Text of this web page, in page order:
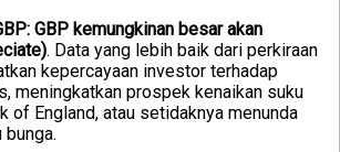
GBP kemungkinan besar akan
. Data yang lebih baik dari perkiraan
kepercayaan investor terhadap
meningkatkan prospek kenaikan suku
of England, atau setidaknya menunda
bunga.